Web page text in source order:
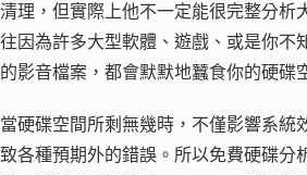
清理，但實際上他不一定能很完整分析
往因為許多大型軟體、遊戲、或是你不
的影音檔案，都會默默地蠶食你的硬碟
當硬碟空間所剩無幾時，不僅影響系統
致各種預期外的錯誤。所以免費硬碟分